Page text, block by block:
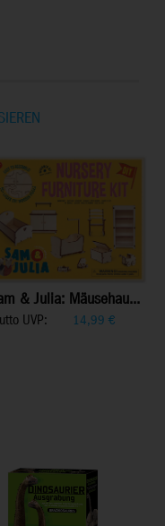
& Julia: Mäusehau...
UVP: 14,99 €